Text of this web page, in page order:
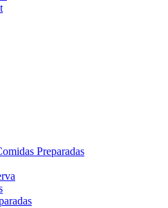
Preparadas